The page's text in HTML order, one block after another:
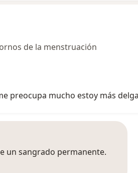
de la menstruación
preocupa mucho estoy más
un sangrado permanente.